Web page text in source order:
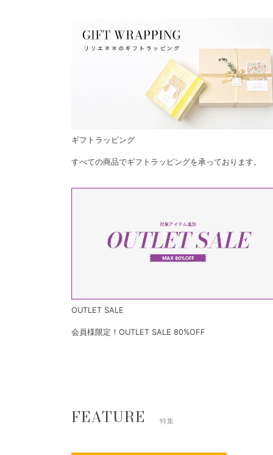
ギフトラッピング
すべての商品でギフトラッピングを承っております。
OUTLET SALE
会員様限定！OUTLET SALE 80%OFF
FEATURE 特集